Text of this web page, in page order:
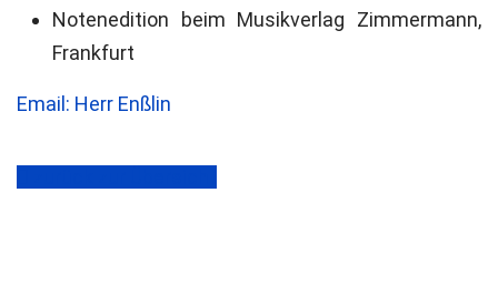
Notenedition beim Musikverlag Zimmermann,
Frankfurt
Email: Herr Enßlin